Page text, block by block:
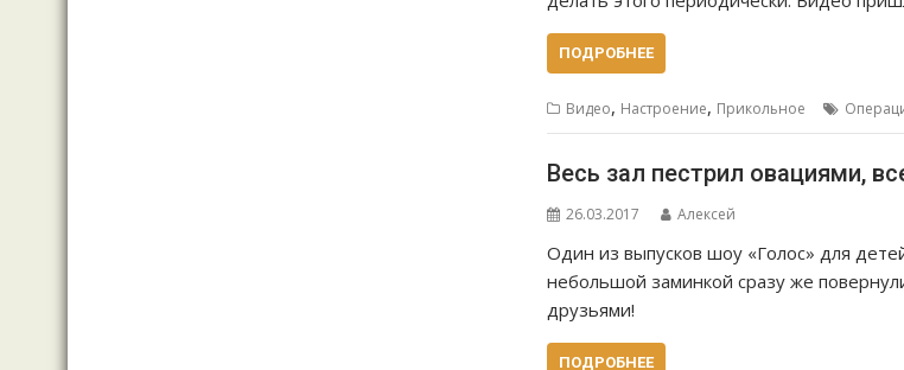
ПОДРОБНЕЕ
Видео, Настроение, Прикольное
Весь зал пестрил овациями,
26.03.2017 Алексей
Один из выпусков шоу «Голос» для
небольшой заминкой сразу же
друзьями!
ПОДРОБНЕЕ